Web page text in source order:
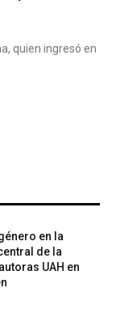
quien ingresó en
en la
de la
UAH en